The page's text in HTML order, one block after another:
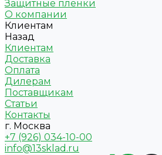
Защитные пленки
О компании
Клиентам
Назад
Клиентам
Доставка
Оплата
Дилерам
Поставщикам
Статьи
Контакты
г. Москва
+7 (926) 034-10-00
info@13sklad.ru